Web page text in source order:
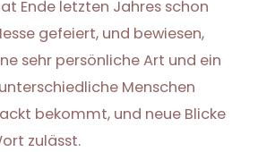
Ende letzten Jahres schon
gefeiert, und bewiesen,
sehr persönliche Art und ein
Menschen
bekommt, und neue Blicke
zulässt.